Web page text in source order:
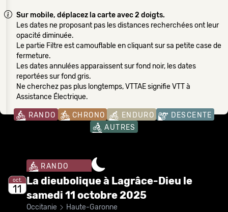
Sur mobile, déplacez la carte avec 2 doigts.
Les dates ne proposant pas les distances recherchées ont leur
opacité diminuée.
Le partie Filtre est camouflable en cliquant sur sa petite case de
fermeture.
Les dates annulées apparaissent sur fond noir, les dates
reportées sur fond gris.
Ne cherchez pas plus longtemps, VTTAE signifie VTT à
Assistance Électrique.
RANDO CHRONO ENDURO
DESCENTE
AUTRES
oct.
11
RANDO
La dieubolique à Lagrâce-Dieu le
samedi 11 octobre 2025
Occitanie Haute-Garonne